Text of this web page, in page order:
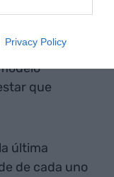
Privacy Policy
tecnológica,
dependencia
que
última
de cada uno